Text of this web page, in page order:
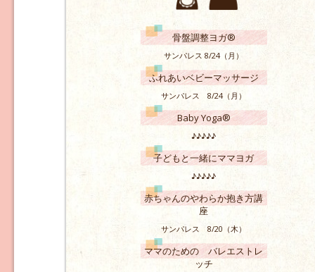
骨盤調整ヨガ®
サンパレス 8/24（月）
ふれあいベビーマッサージ
サンパレス 8/24（月）
Baby Yoga®
♪♪♪♪♪
子どもと一緒にママヨガ
♪♪♪♪♪
赤ちゃんのやわらか抱き方講
座
サンパレス 8/20（木）
ママのための バレエストレ
ッチ